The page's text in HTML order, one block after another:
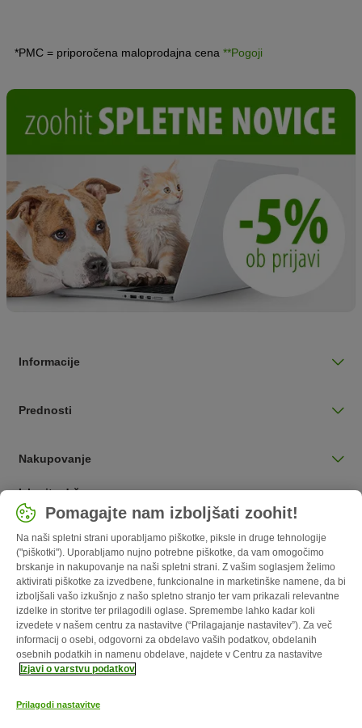
*PMC = priporočena maloprodajna cena **Pogoji
Informacije
Prednosti
Nakupovanje
Izberite državo
Slovenija / SI
Follow zooplus
Pomagajte nam izboljšati zoohit!
Na naši spletni strani uporabljamo piškotke, piksle in druge tehnologije
("piškotki"). Uporabljamo nujno potrebne piškotke, da vam omogočimo
brskanje in nakupovanje na naši spletni strani. Z vašim soglasjem želimo
aktivirati piškotke za izvedbene, funkcionalne in marketinške namene, da bi
izboljšali vašo izkušnjo z našo spletno stranjo ter vam prikazali relevantne
izdelke in storitve ter prilagodili oglase. Spremembe lahko kadar koli
izvedete v našem centru za nastavitve (“Prilagajanje nastavitev”). Za več
informacij o osebi, odgovorni za obdelavo vaših podatkov, obdelanih
osebnih podatkih in namenu obdelave, najdete v Centru za nastavitve
Izjavi o varstvu podatkov
Prilagodi nastavitve